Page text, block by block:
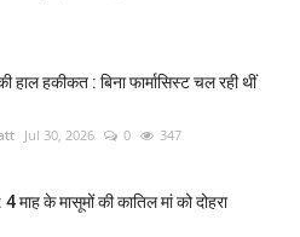
हाल हकीकत : बिना फार्मासिस्ट चल रही थीं
Jul 30, 2026 0 347
4 माह के मासूमों की कातिल मां को दोहरा